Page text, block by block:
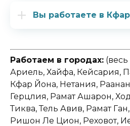
Вы работаете в
Работаем в городах:
Ариель, Хайфа, Кейсария,
Кфар Йона, Нетания,
Герцлия, Рамат Ашарон,
Тиква, Тель Авив, Рамат
Ришон Ле Цион, Реховот,